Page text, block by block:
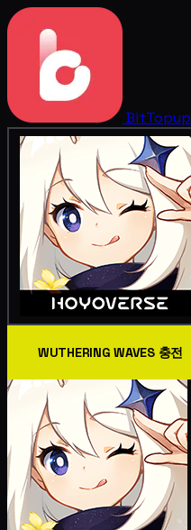
BitTopup
WUTHERING WAVES 충전